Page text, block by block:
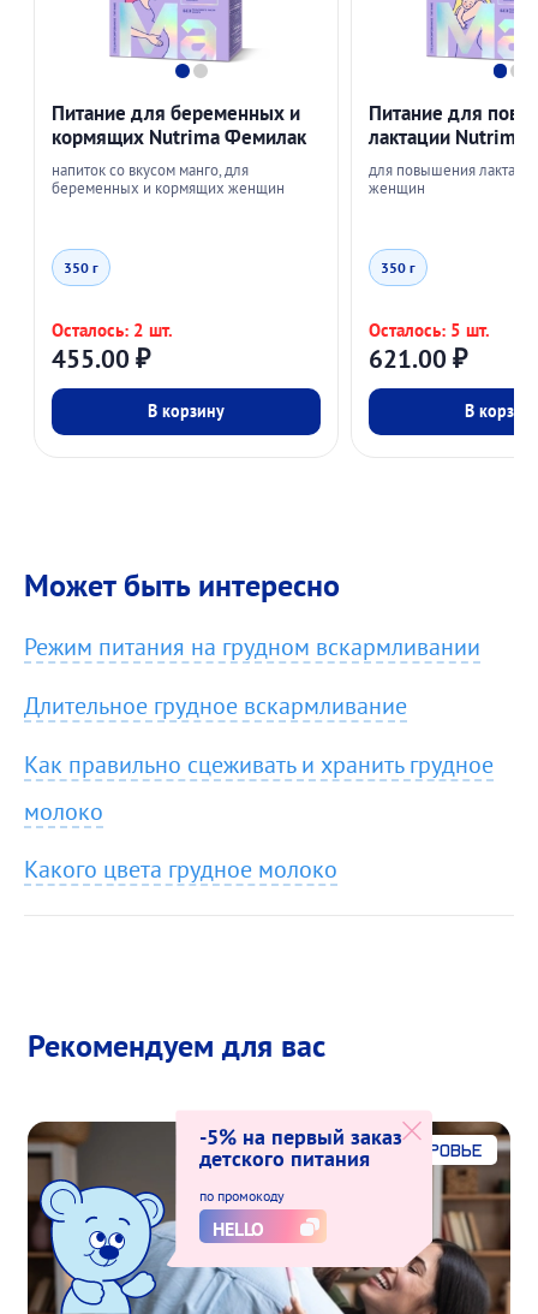
Питание для беременных и
кормящих Nutrima Фемилак
напиток со вкусом манго, для
беременных и кормящих женщин
350 г
455.00₽
Осталось: 2 шт.
В корзину
Питание для
лактации Nutrima
для повышения
женщин
350 г
621.00₽
Осталось: 5 шт.
В
Может быть интересно
Режим питания на грудном вскармливании
Длительное грудное вскармливание
Как правильно сцеживать и хранить грудное
молоко
Какого цвета грудное молоко
Рекомендуем для вас
Здоровье
-5% на первый заказ
детского питания
по промокоду
HELLO